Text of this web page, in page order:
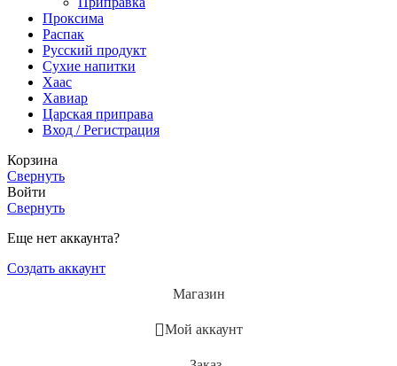
Проксима
Распак
Русский продукт
Сухие напитки
Хаас
Хавиар
Царская приправа
Вход / Регистрация
Корзина
Свернуть
Войти
Свернуть
Еще нет аккаунта?
Создать аккаунт
Магазин
Мой аккаунт